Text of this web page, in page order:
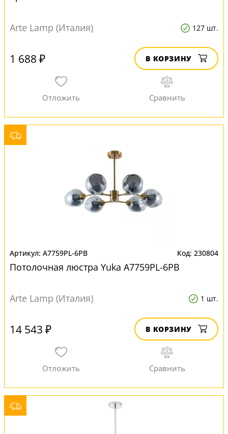
Arte Lamp (Италия) 127 шт.
1 688 ₽ В КОРЗИНУ
A7759PL-6PB 230804
Потолочная люстра Yuka A7759PL-6PB
Arte Lamp (Италия) 1 шт.
14 543 ₽ В КОРЗИНУ